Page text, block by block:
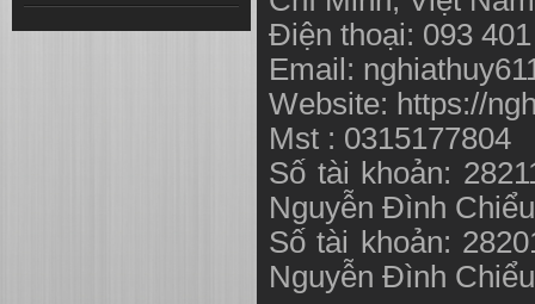
Điện thoại: 093
Email:
Website: https://
Mst : 0315177804
Số tài khoản:
Nguyễn Đình
Số tài khoản:
Nguyễn Đình